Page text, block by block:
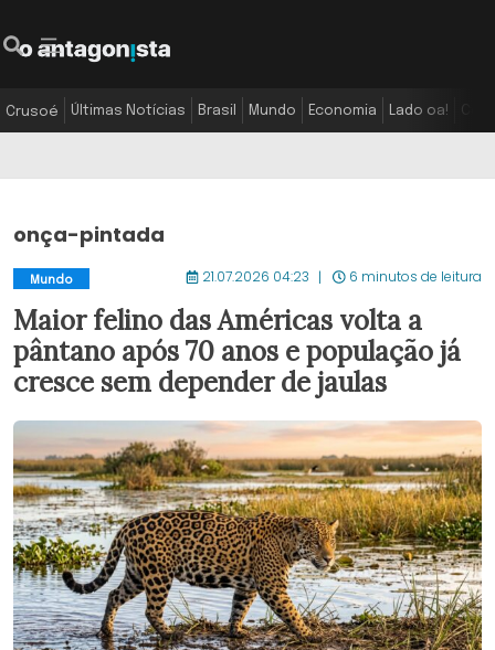
Crusoé Últimas Notícias Brasil Mundo Economia Lado oa!
onça-pintada
Mundo 21.07.2026 04:23 6 minutos de leitura
Maior felino das Américas volta a
pântano após 70 anos e população já
cresce sem depender de jaulas